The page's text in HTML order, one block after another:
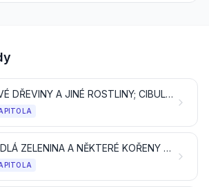
ŽIVÉ DŘEVINY A JINÉ ROSTLINY; CIBULE, KOŘENY A PODOBNÉ; ŘEZANÉ KVĚTINY A OKRASNÁ ZELEŇ
JEDLÁ ZELENINA A NĚKTERÉ KOŘENY A HLÍZY